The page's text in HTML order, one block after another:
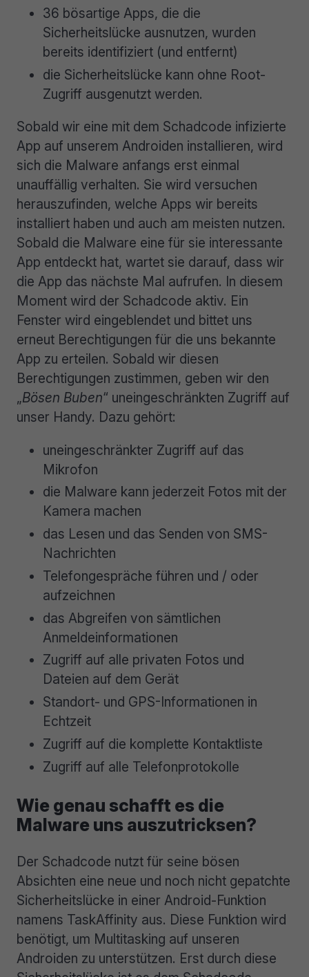
36 bösartige Apps, die die
Sicherheitslücke ausnutzen, wurden
bereits identifiziert (und entfernt)
die Sicherheitslücke kann ohne Root-
Zugriff ausgenutzt werden.
Sobald wir eine mit dem Schadcode infizierte
App auf unserem Androiden installieren, wird
sich die Malware anfangs erst einmal
unauffällig verhalten. Sie wird versuchen
herauszufinden, welche Apps wir bereits
installiert haben und auch am meisten nutzen.
Sobald die Malware eine für sie interessante
App entdeckt hat, wartet sie darauf, dass wir
die App das nächste Mal aufrufen. In diesem
Moment wird der Schadcode aktiv. Ein
Fenster wird eingeblendet und bittet uns
erneut Berechtigungen für die uns bekannte
App zu erteilen. Sobald wir diesen
Berechtigungen zustimmen, geben wir den
„Bösen Buben“ uneingeschränkten Zugriff auf
unser Handy. Dazu gehört:
uneingeschränkter Zugriff auf das
Mikrofon
die Malware kann jederzeit Fotos mit der
Kamera machen
das Lesen und das Senden von SMS-
Nachrichten
Telefongespräche führen und / oder
aufzeichnen
das Abgreifen von sämtlichen
Anmeldeinformationen
Zugriff auf alle privaten Fotos und
Dateien auf dem Gerät
Standort- und GPS-Informationen in
Echtzeit
Zugriff auf die komplette Kontaktliste
Zugriff auf alle Telefonprotokolle
Wie genau schafft es die
Malware uns auszutricksen?
Der Schadcode nutzt für seine bösen
Absichten eine neue und noch nicht gepatchte
Sicherheitslücke in einer Android-Funktion
namens TaskAffinity aus. Diese Funktion wird
benötigt, um Multitasking auf unseren
Androiden zu unterstützen. Erst durch diese